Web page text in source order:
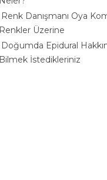
Renk Danışmanı Oya
Renkler Üzerine
Doğumda Epidural
Bilmek İstedikleriniz